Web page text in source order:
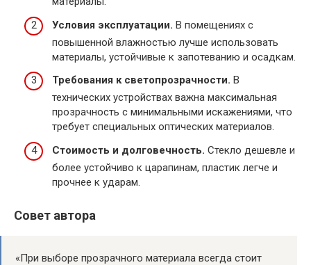
Условия эксплуатации. В помещениях с
повышенной влажностью лучше использовать
материалы, устойчивые к запотеванию и осадкам.
Требования к светопрозрачности. В
технических устройствах важна максимальная
прозрачность с минимальными искажениями, что
требует специальных оптических материалов.
Стоимость и долговечность. Стекло дешевле и
более устойчиво к царапинам, пластик легче и
прочнее к ударам.
Совет автора
«При выборе прозрачного материала всегда стоит